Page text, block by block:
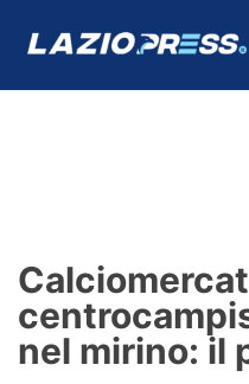
Formello
Infortuni
nel mirino: il